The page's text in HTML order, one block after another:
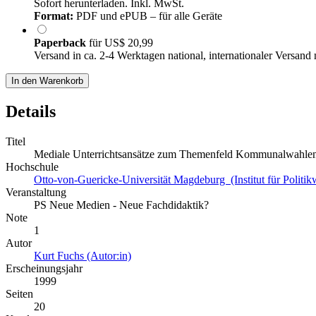
Sofort herunterladen. Inkl. MwSt.
Format: PDF und ePUB – für alle Geräte
Paperback fürUS$ 20,99
Versand in ca. 2-4 Werktagen national, internationaler Versand
In den Warenkorb
Details
Titel
Mediale Unterrichtsansätze zum Themenfeld
Hochschule
Otto-von-Guericke-Universität Magdeburg (Institut für
Veranstaltung
PS Neue Medien - Neue Fachdidaktik?
Note
1
Autor
Kurt Fuchs (Autor:in)
Erscheinungsjahr
1999
Seiten
20